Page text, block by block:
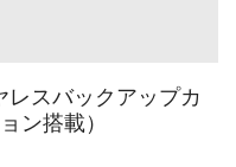
スバックアップカ
ン搭載）